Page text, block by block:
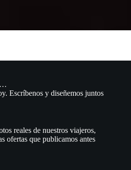
Escríbenos y diseñemos juntos
reales de nuestros viajeros,
ofertas que publicamos antes